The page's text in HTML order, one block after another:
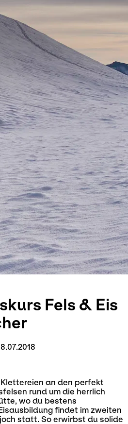
Fels & Eis
an den perfekt
rund um die herrlich
wo du bestens
findet im zweiten
statt. So erwirbst du solide